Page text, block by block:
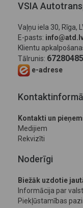
VSIA
Vaļņu iela 30, Rīga,
E-pasts:
Klientu
Tālrunis: 67280485
e-adrese
Kontakti un
Medijiem
Rekvizīti
Noderīgi
Biežāk uzdotie
Informācija par
Piekļūstamības